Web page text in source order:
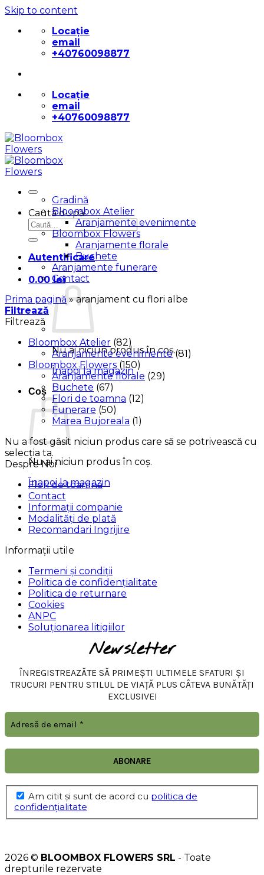
Skip to content
Locație
email
+40760098877
Locație
email
+40760098877
Caută după:
Autentificare
0.00lei
Nu ai niciun produs în coș.
Înapoi la magazin
Coș
Nu ai niciun produs în coș.
Înapoi la magazin
Gradină
Bloombox Atelier
Aranjamente evenimente
Bloombox Flowers
Aranjamente florale
Buchete
Aranjamente funerare
Contact
Prima pagină » aranjament cu flori albe
Filtrează
Filtrează
Bloombox Atelier (82)
Aranjamente evenimente (81)
Bloombox Flowers (150)
Aranjamente florale (29)
Buchete (67)
Flori de toamna (12)
Funerare (50)
Marea Bujoreala (1)
Nu a fost găsit niciun produs care să se potrivească cu
selecția ta.
Despre Noi
Flori de toamna
Contact
Informații companie
Modalități de plată
Recomandari Ingrijire
Informații utile
Termeni și condiții
Politica de confidențialitate
Politica de returnare
Cookies
ANPC
Soluționarea litigiilor
Newsletter
ÎNREGISTREAZĂTE SĂ PRIMEȘTI ULTIMELE SFATURI ȘI
TRUCURI PENTRU STILUL DE VIAȚĂ PLUS CÂTEVA BUNĂTĂȚI
EXCLUSIVE!
Am citit şi sunt de acord cu politica de
confidențialitate
2026 © BLOOMBOX FLOWERS SRL - Toate
drepturile rezervate